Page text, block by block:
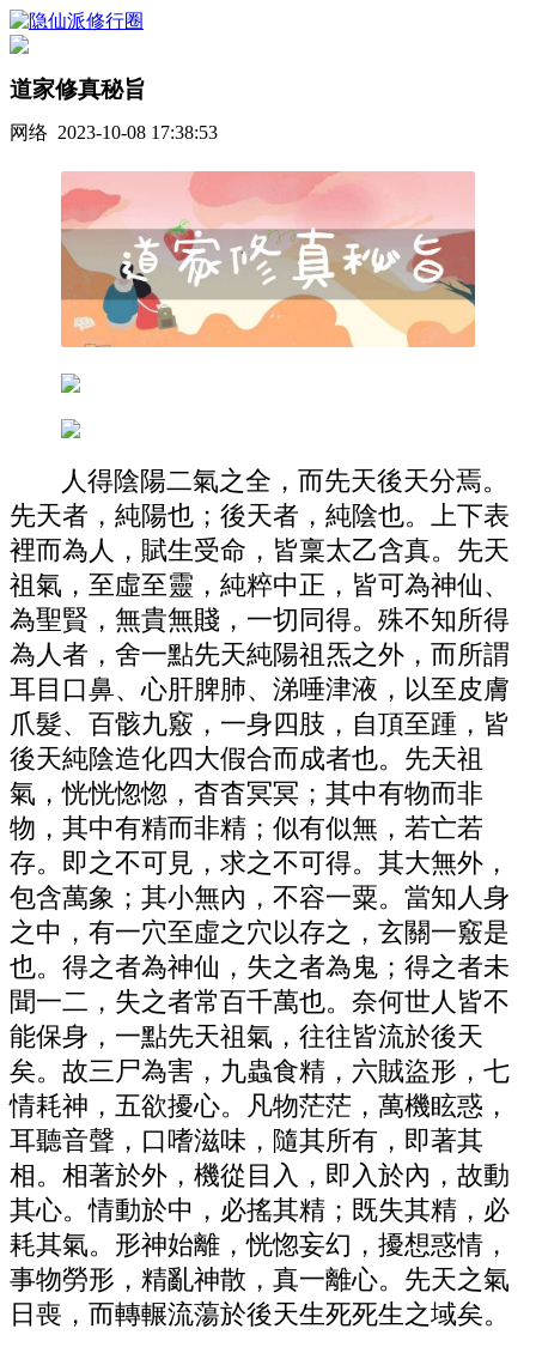
道家修真秘旨
网络 2023-10-08 17:38:53
人得陰陽二氣之全，而先天後天分焉。
先天者，純陽也；後天者，純陰也。上下表
裡而為人，賦生受命，皆稟太乙含真。先天
祖氣，至虛至靈，純粹中正，皆可為神仙、
為聖賢，無貴無賤，一切同得。殊不知所得
為人者，舍一點先天純陽祖炁之外，而所謂
耳目口鼻、心肝脾肺、涕唾津液，以至皮膚
爪髮、百骸九竅，一身四肢，自頂至踵，皆
後天純陰造化四大假合而成者也。先天祖
氣，恍恍惚惚，杳杳冥冥；其中有物而非
物，其中有精而非精；似有似無，若亡若
存。即之不可見，求之不可得。其大無外，
包含萬象；其小無內，不容一粟。當知人身
之中，有一穴至虛之穴以存之，玄關一竅是
也。得之者為神仙，失之者為鬼；得之者未
聞一二，失之者常百千萬也。奈何世人皆不
能保身，一點先天祖氣，往往皆流於後天
矣。故三尸為害，九蟲食精，六賊盜形，七
情耗神，五欲擾心。凡物茫茫，萬機眩惑，
耳聽音聲，口嗜滋味，隨其所有，即著其
相。相著於外，機從目入，即入於內，故動
其心。情動於中，必搖其精；既失其精，必
耗其氣。形神始離，恍惚妄幻，擾想惑情，
事物勞形，精亂神散，真一離心。先天之氣
日喪，而轉輾流蕩於後天生死死生之域矣。